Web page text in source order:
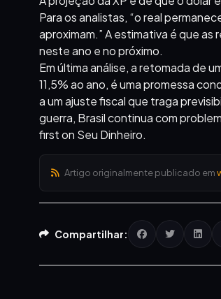
Para os analistas, “o real
aproximam.” A estimativa é que
neste ano e no próximo.
Em última análise, a retomada de
11,5% ao ano, é uma promessa
a um ajuste fiscal que traga
guerra, Brasil continua com
first on Seu Dinheiro.
Artigo originalmente publicado em
Compartilhar: